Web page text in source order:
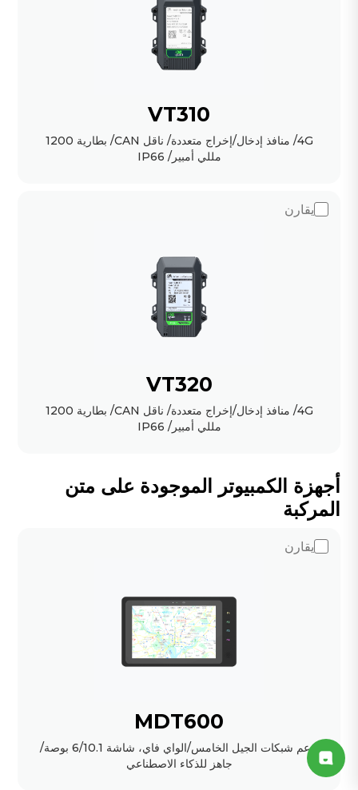
VT310
4G/ منافذ إدخال/إخراج متعددة/ ناقل CAN/ بطارية 1200
مللي أمبير/ IP66
يقارن
VT320
4G/ منافذ إدخال/إخراج متعددة/ ناقل CAN/ بطارية 1200
مللي أمبير/ IP66
أجهزة الكمبيوتر الموجودة على متن
المركبة
يقارن
MDT600
يدعم شبكات الجيل الخامس/الواي فاي، شاشة 6/10.1 بوصة/
جاهز للذكاء الاصطناعي